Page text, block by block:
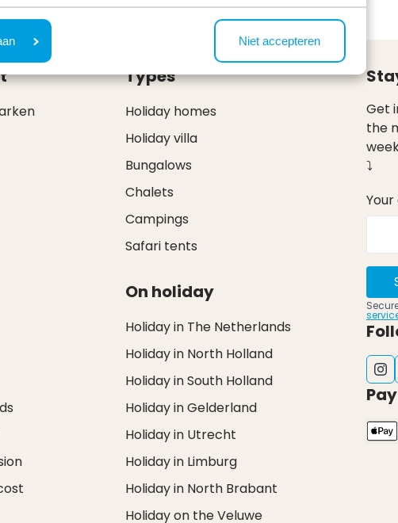
Niet accepteren
Types
Holiday homes
Holiday villa
Bungalows
Chalets
Campings
Safari tents
On holiday
Holiday in The Netherlands
Holiday in North Holland
Holiday in South Holland
Holiday in Gelderland
Holiday in Utrecht
Holiday in Limburg
Holiday in North Brabant
Holiday on the Veluwe
Get
the
⤵